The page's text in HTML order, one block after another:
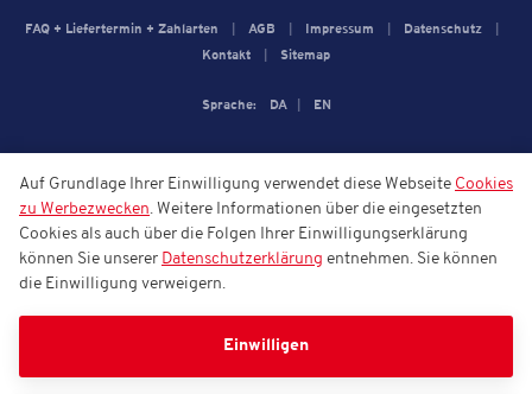
FAQ + Liefertermin + Zahlarten AGB Impressum
Datenschutz
Kontakt
Sitemap
Sprache: DA EN
Auf Grundlage Ihrer Einwilligung verwendet diese Webseite Cookies
zu Werbezwecken. Weitere Informationen über die eingesetzten
Cookies als auch über die Folgen Ihrer Einwilligungserklärung
können Sie unserer Datenschutzerklärung entnehmen. Sie können
die Einwilligung verweigern.
Einwilligen